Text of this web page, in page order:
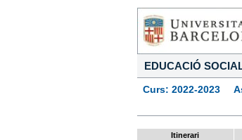
EDUCACIÓ
Curs: 2022-2023
Itinerari